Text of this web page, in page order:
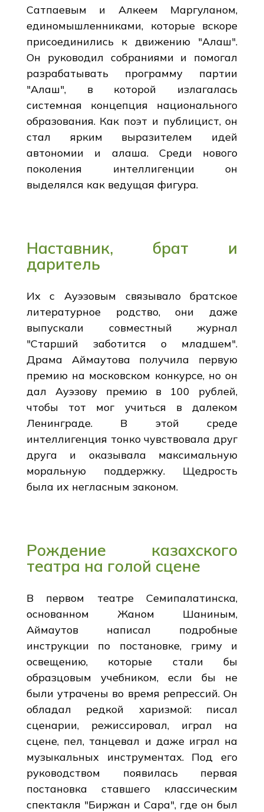
Сатпаевым и Алкеем Маргуланом,
единомышленниками, которые вскоре
присоединились к движению "Алаш".
Он руководил собраниями и помогал
разрабатывать программу партии
"Алаш", в которой излагалась
системная концепция национального
образования. Как поэт и публицист, он
стал ярким выразителем идей
автономии и алаша. Среди нового
поколения интеллигенции он
выделялся как ведущая фигура.
Наставник, брат и
даритель
Их с Ауэзовым связывало братское
литературное родство, они даже
выпускали совместный журнал
"Старший заботится о младшем".
Драма Аймаутова получила первую
премию на московском конкурсе, но он
дал Ауэзову премию в 100 рублей,
чтобы тот мог учиться в далеком
Ленинграде. В этой среде
интеллигенция тонко чувствовала друг
друга и оказывала максимальную
моральную поддержку. Щедрость
была их негласным законом.
Рождение казахского
театра на голой сцене
В первом театре Семипалатинска,
основанном Жаном Шаниным,
Аймаутов написал подробные
инструкции по постановке, гриму и
освещению, которые стали бы
образцовым учебником, если бы не
были утрачены во время репрессий. Он
обладал редкой харизмой: писал
сценарии, режиссировал, играл на
сцене, пел, танцевал и даже играл на
музыкальных инструментах. Под его
руководством появилась первая
постановка ставшего классическим
спектакля "Биржан и Сара", где он был